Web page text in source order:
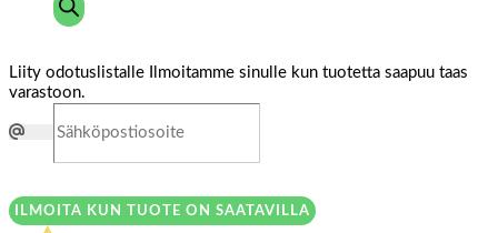
Liity odotuslistalle
Ilmoitamme sinulle kun tuotetta saapuu taas
varastoon.
ILMOITA KUN TUOTE ON SAATAVILLA